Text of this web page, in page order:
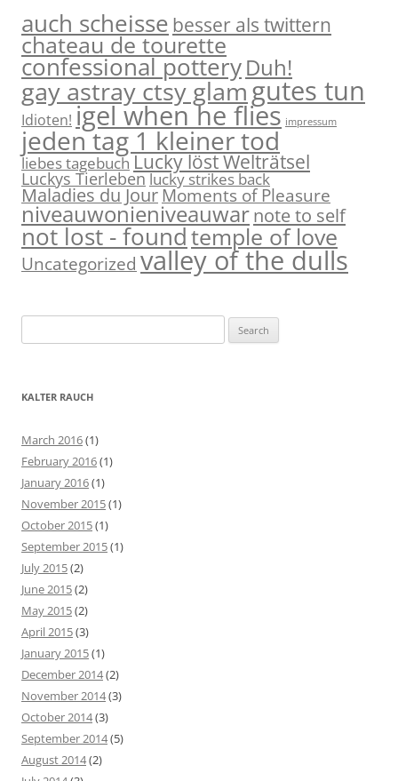
auch scheisse besser als twittern
chateau de tourette
confessional potteryDuh!
gay astray ctsy glamgutes tun
Idioten! igel when he flies impressum
jeden tag 1 kleiner tod
liebes tagebuch Lucky löst Welträtsel
Luckys Tierlebenlucky strikes back
Maladies du Jour Moments of Pleasure
niveauwonieniveauwarnote to self
not lost - foundtemple of love
Uncategorized valley of the dulls
e
r
h
f
o
r
:
KALTER RAUCH
March 2016(1)
February 2016(1)
January 2016(1)
November 2015(1)
October 2015(1)
September 2015(1)
July 2015(2)
June 2015(2)
May 2015(2)
April 2015(3)
January 2015(1)
December 2014(2)
November 2014(3)
October 2014(3)
September 2014(5)
August 2014(2)